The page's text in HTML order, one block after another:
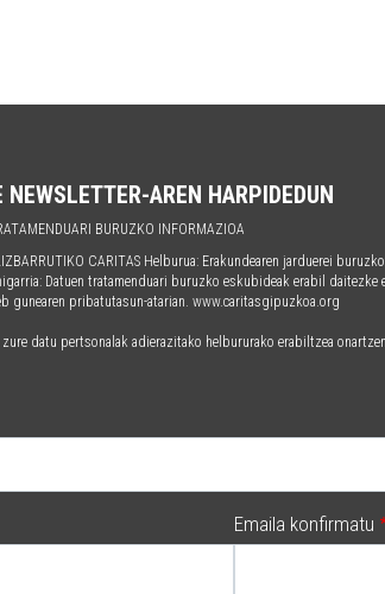
AREN HARPIDEDUN
BURUZKO INFORMAZIOA
CARITAS Helburua: Erakundearen jarduerei
Datuen tratamenduari buruzko eskubideak erabil daitezke
gunearen pribatutasun-atarian. www.caritasgipuzkoa.org
datu pertsonalak adierazitako helbururako erabiltzea
Emaila konfirmatu